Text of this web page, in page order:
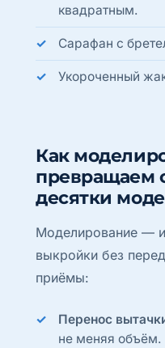
квадратным.
Сарафан с
Укороченный
Как
превращаем
десятки
Моделирование —
выкройки без
приёмы:
Перенос
не меняя объём.